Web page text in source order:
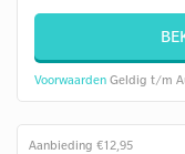
Voorwaarden Geldig t/m
Aanbieding €12,95